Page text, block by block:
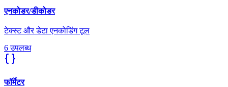
एनकोडर/डीकोडर
टेक्स्ट और डेटा एनकोडिंग टूल
6 उपलब्ध
फॉर्मेटर